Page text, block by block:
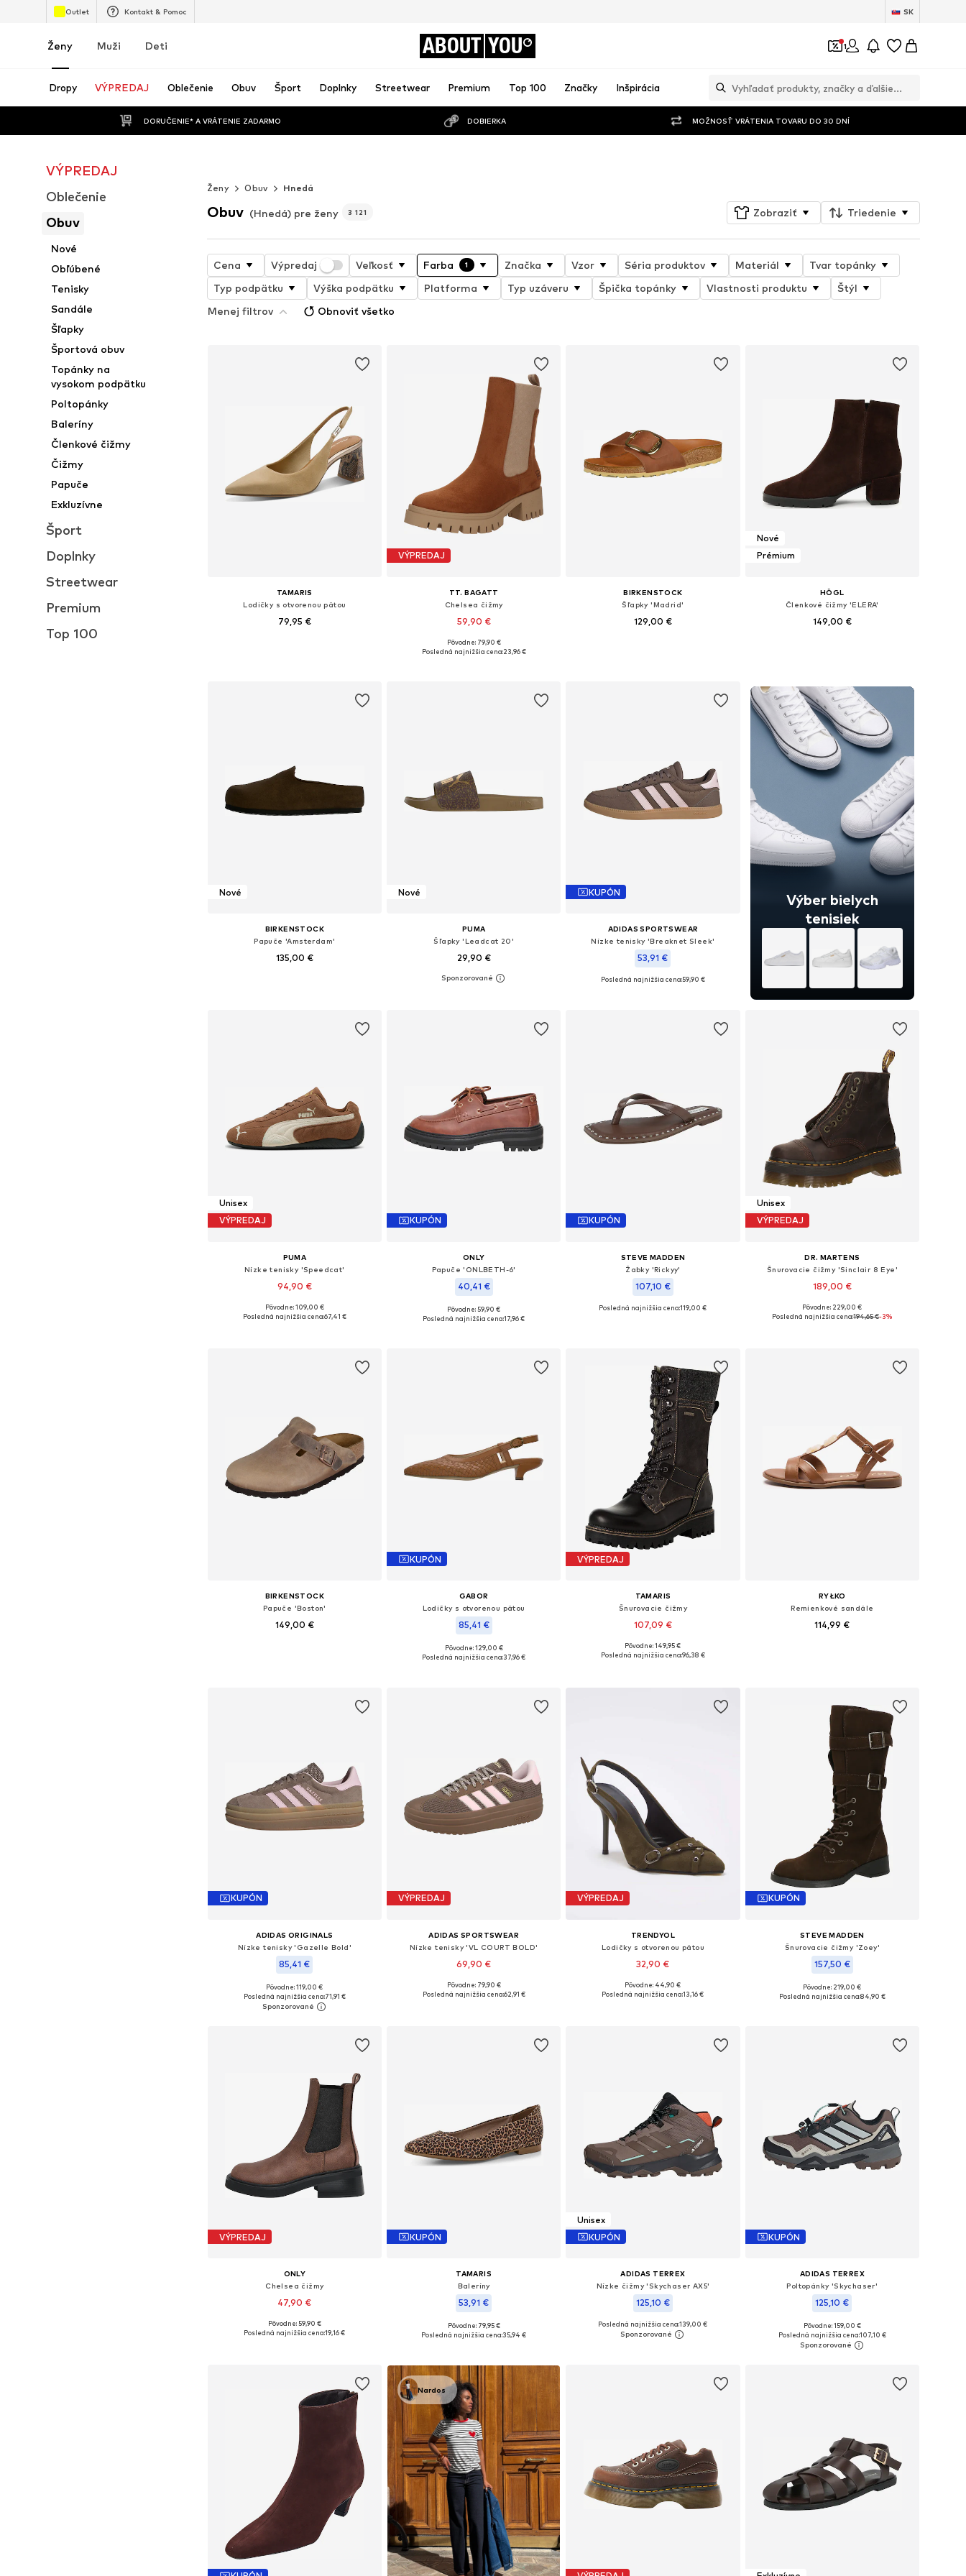
Outlet Kontakt & Pomoc SK
Ženy Muži Deti ABOUT YOU 1
Dropy VÝPREDAJ Oblečenie Obuv Šport Doplnky Streetwear Premium Top 100 Značky Inšpirácia
DORUČENIE* A VRÁTENIE ZADARMO DOBIERKA MOŽNOSŤ VRÁTENIA TOVARU DO 30 DNÍ
VÝPREDAJ
Oblečenie
Obuv
Nové
Obľúbené
Tenisky
Sandále
Šľapky
Športová obuv
Topánky na
vysokom podpätku
Poltopánky
Baleríny
Členkové čižmy
Čižmy
Papuče
Exkluzívne
Šport
Doplnky
Streetwear
Premium
Top 100
Ženy
Obuv Hnedá
Obuv (Hnedá) pre ženy 3 121 Zobraziť Triedenie
Cena Výpredaj Veľkosť Farba 1 Značka Vzor Séria produktov Materiál
Tvar topánky
Typ podpätku
Výška podpätku Platforma Typ uzáveru Špička topánky Vlastnosti produktu
Štýl
Menej filtrov
Obnoviť všetko
TAMARIS
Lodičky s otvorenou pätou
79,95 €
VÝPREDAJ
TT. BAGATT
Chelsea čižmy
59,90 €
Dostupné veľkosti: 36, 37, 38, 39, 40, 41
Pôvodne: 79,90 €
Posledná najnižšia cena:23,96 €
BIRKENSTOCK
Šľapky 'Madrid'
129,00 €
Nové
Prémium
HÖGL
Členkové čižmy 'ELERA'
149,00 €
Nové
BIRKENSTOCK
Papuče 'Amsterdam'
135,00 €
Nové
PUMA
Šľapky 'Leadcat 20'
29,90 €
Dostupné v mnohých veľkostiach
KUPÓN
ADIDAS SPORTSWEAR
Nízke tenisky 'Breaknet Sleek'
53,91 €
+10
Dostupné v mnohých veľkostiach
Posledná najnižšia cena:59,90 €
Výber bielych
tenisiek
Unisex
VÝPREDAJ
PUMA
Nízke tenisky 'Speedcat'
94,90 €
+3
Dostupné v mnohých veľkostiach
Pôvodne: 109,00 €
Posledná najnižšia cena:67,41 €
KUPÓN
ONLY
Papuče 'ONLBETH-6'
40,41 €
Dostupné veľkosti: 36, 37, 38, 39, 40, 41
Pôvodne: 59,90 €
Posledná najnižšia cena:17,96 €
KUPÓN
STEVE MADDEN
Žabky 'Rickyy'
107,10 €
Dostupné veľkosti: 36, 37, 38, 39, 40, 41
Posledná najnižšia cena:119,00 €
Unisex
VÝPREDAJ
DR. MARTENS
Šnurovacie čižmy 'Sinclair 8 Eye'
189,00 €
Dostupné v mnohých veľkostiach
Pôvodne: 229,00 €
Posledná najnižšia cena:194,65 €-3%
BIRKENSTOCK
Papuče 'Boston'
149,00 €
KUPÓN
GABOR
Lodičky s otvorenou pätou
85,41 €
Dostupné veľkosti: 37, 38, 39, 39,5-40
Pôvodne: 129,00 €
Posledná najnižšia cena:37,96 €
VÝPREDAJ
TAMARIS
Šnurovacie čižmy
107,09 €
Dostupné v mnohých veľkostiach
Pôvodne: 149,95 €
Posledná najnižšia cena:96,38 €
RYŁKO
Remienkové sandále
114,99 €
KUPÓN
ADIDAS ORIGINALS
Nízke tenisky 'Gazelle Bold'
85,41 €
Dostupné v mnohých veľkostiach
Pridať do košíka
Pôvodne: 119,00 €
Posledná najnižšia cena:71,91 €
VÝPREDAJ
ADIDAS SPORTSWEAR
Nízke tenisky 'VL COURT BOLD'
69,90 €
Dostupné v mnohých veľkostiach
Pôvodne: 79,90 €
Posledná najnižšia cena:62,91 €
VÝPREDAJ
TRENDYOL
Lodičky s otvorenou pätou
32,90 €
Dostupné veľkosti: 36, 37, 38, 39, 40
Pôvodne: 44,90 €
Posledná najnižšia cena:13,16 €
KUPÓN
STEVE MADDEN
Šnurovacie čižmy 'Zoey'
157,50 €
Dostupné veľkosti: 36, 37, 38, 39, 40, 41
Pôvodne: 219,00 €
Posledná najnižšia cena:84,90 €
VÝPREDAJ
ONLY
Chelsea čižmy
47,90 €
Dostupné veľkosti: 36, 37, 38, 39, 40
Pôvodne: 59,90 €
Posledná najnižšia cena:19,16 €
KUPÓN
TAMARIS
Baleríny
53,91 €
Dostupné veľkosti: 36, 37, 38, 39, 40
Pôvodne: 79,95 €
Posledná najnižšia cena:35,94 €
Unisex
KUPÓN
ADIDAS TERREX
Nízke čižmy 'Skychaser AX5'
125,10 €
Dostupné v mnohých veľkostiach
Posledná najnižšia cena:139,00 €
KUPÓN
ADIDAS TERREX
Poltopánky 'Skychaser'
125,10 €
+1
Dostupné v mnohých veľkostiach
Pridať do košíka
Pôvodne: 159,00 €
Posledná najnižšia cena:107,10 €
Nardos